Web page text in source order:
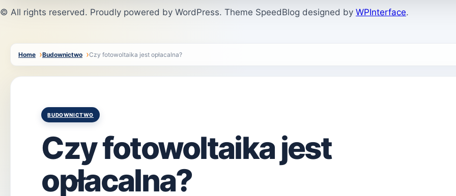
© All rights reserved. Proudly powered by WordPress. Theme SpeedBlog designed by WPInterface.
Home Budownictwo Czy fotowoltaika jest opłacalna?
Posted
BUDOWNICTWO
Czy fotowoltaika jest
opłacalna?